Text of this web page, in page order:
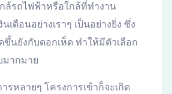
ล้รถไฟฟ้าหรือใกล้ที่ทำงาน
เดือนอย่างเราๆ เป็นอย่างยิ่ง ซึ่ง
นยังกับดอกเห็ด ทำให้มีตัวเลือก
มากมาย
รหลายๆ โครงการเข้าก็จะเกิด